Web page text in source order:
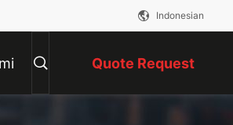
Indonesian
Quote Request